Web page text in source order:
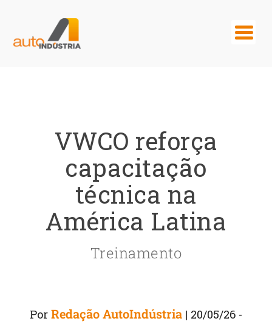
VWCO reforça
capacitação
técnica na
América Latina
Treinamento
Por Redação AutoIndústria | 20/05/26 -